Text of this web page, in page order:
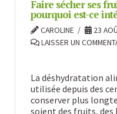
Faire sécher ses
pourquoi est-ce
CAROLINE 23
LAISSER UN
La déshydratation
utilisée depuis des
conserver plus
soient des fruits, des